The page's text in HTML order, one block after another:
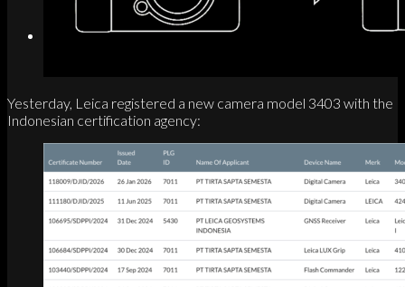
Link to Instagram
Yesterday, Leica registered a new camera model 3403 with the
Indonesian certification agency: